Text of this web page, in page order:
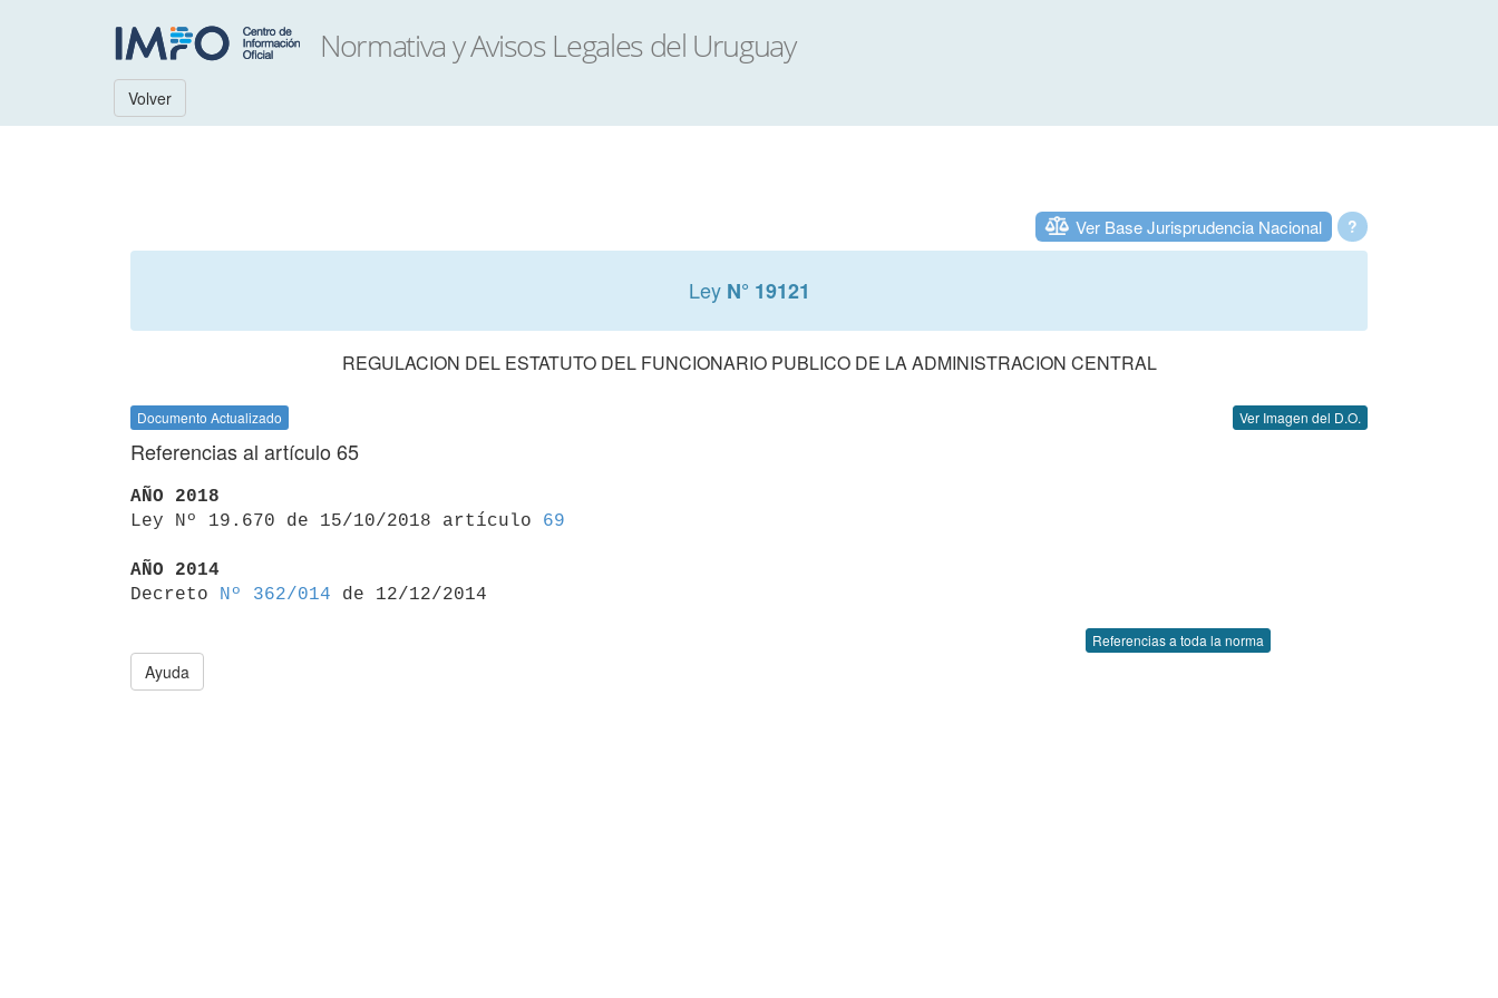
Volver
?
Ver Base Jurisprudencia Nacional
Ley N° 19121
REGULACION DEL ESTATUTO DEL FUNCIONARIO PUBLICO DE LA ADMINISTRACION CENTRAL
Documento Actualizado Ver Imagen del D.O.
Referencias al artículo 65
AÑO 2018
Ley Nº 19.670 de 15/10/2018 artículo 69
AÑO 2014
Decreto
Nº 362/014
Referencias a toda la norma
Ayuda